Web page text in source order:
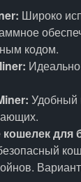
Широко
кодом.
Удобный
кошелек для